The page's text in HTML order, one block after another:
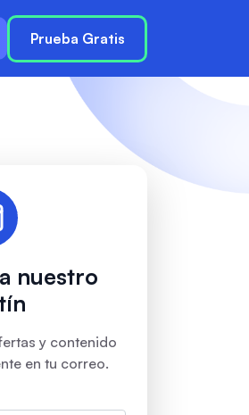
Prueba Gratis
nuestro
y contenido
en tu correo.